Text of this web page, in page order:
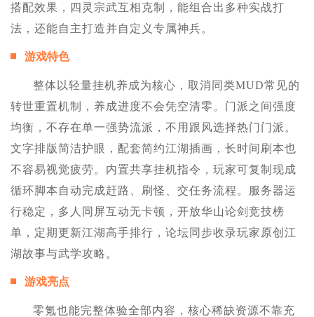
搭配效果，四灵宗武互相克制，能组合出多种实战打
法，还能自主打造并自定义专属神兵。
游戏特色
整体以轻量挂机养成为核心，取消同类MUD常见的
转世重置机制，养成进度不会凭空清零。门派之间强度
均衡，不存在单一强势流派，不用跟风选择热门门派。
文字排版简洁护眼，配套简约江湖插画，长时间刷本也
不容易视觉疲劳。内置共享挂机指令，玩家可复制现成
循环脚本自动完成赶路、刷怪、交任务流程。服务器运
行稳定，多人同屏互动无卡顿，开放华山论剑竞技榜
单，定期更新江湖高手排行，论坛同步收录玩家原创江
湖故事与武学攻略。
游戏亮点
零氪也能完整体验全部内容，核心稀缺资源不靠充